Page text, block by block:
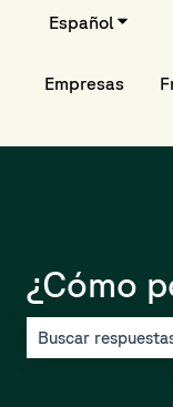
Español
Empresas
¿Cómo